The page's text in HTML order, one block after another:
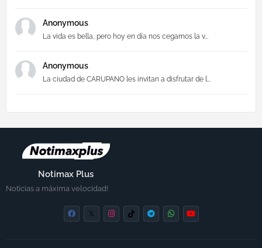
Anonymous
La vida es bella, pero hoy en día nos cegamos la v...
Anonymous
La ciudad de CARUPANO les invitan a disfrutar de l...
Notimax Plus
Noticias a máxima velocidad!